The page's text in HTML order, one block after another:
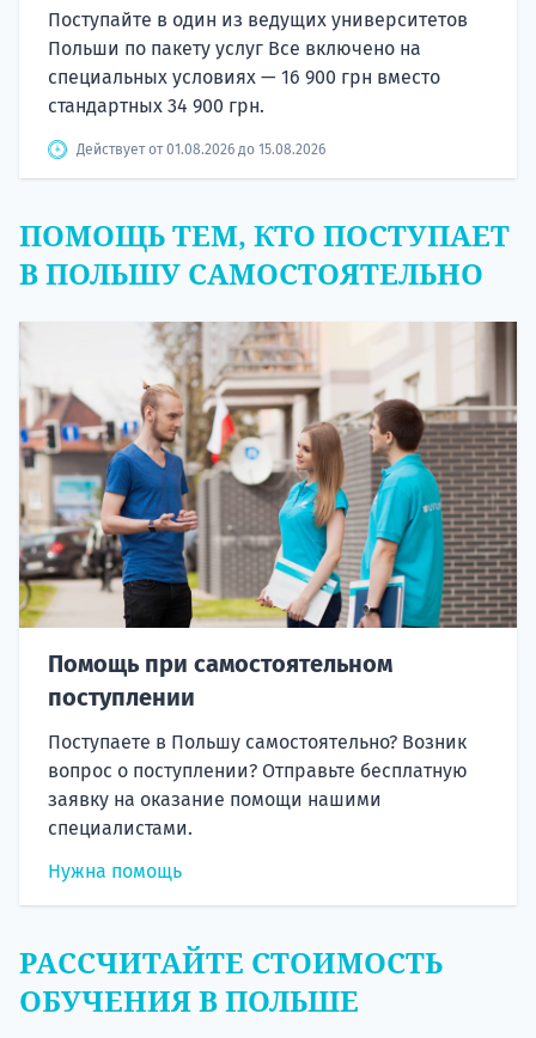
Поступайте в один из ведущих университетов
Польши по пакету услуг Все включено на
специальных условиях — 16 900 грн вместо
стандартных 34 900 грн.
Действует от 01.08.2026 до 15.08.2026
ПОМОЩЬ ТЕМ, КТО ПОСТУПАЕТ
В ПОЛЬШУ САМОСТОЯТЕЛЬНО
Помощь при самостоятельном
поступлении
Поступаете в Польшу самостоятельно? Возник
вопрос о поступлении? Отправьте бесплатную
заявку на оказание помощи нашими
специалистами.
Нужна помощь
РАССЧИТАЙТЕ СТОИМОСТЬ
ОБУЧЕНИЯ В ПОЛЬШЕ